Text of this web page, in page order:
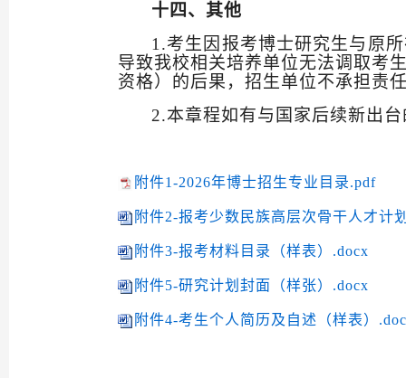
十四、其他
1 .考生因报考博士研究生与原
导致我校相关培养单位无法调取考
资格）的后果， 招生单位不承担责
2.本章程如有与国家后续新出
附件1-2026年博士招生专业目录.pdf
附件2-报考少数民族高层次骨干人才计
附件3-报考材料目录（样表）.docx
附件5-研究计划封面（样张）.docx
附件4-考生个人简历及自述（样表）.doc